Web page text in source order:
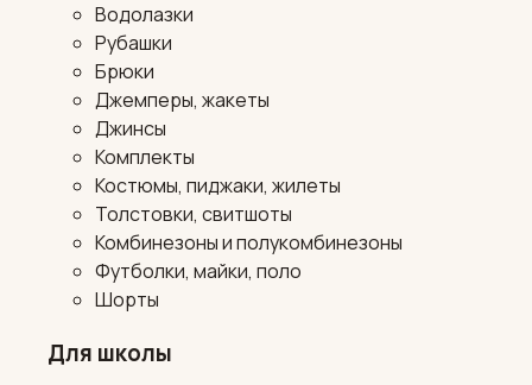
Водолазки
Рубашки
Брюки
Джемперы, жакеты
Джинсы
Комплекты
Костюмы, пиджаки, жилеты
Толстовки, свитшоты
Комбинезоны и полукомбинезоны
Футболки, майки, поло
Шорты
Для школы